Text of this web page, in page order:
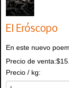
El Eróscopo
En este nuevo
Precio de venta:
Precio / kg: